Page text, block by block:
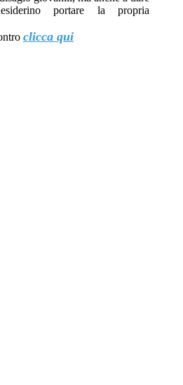
portare la propria
clicca qui